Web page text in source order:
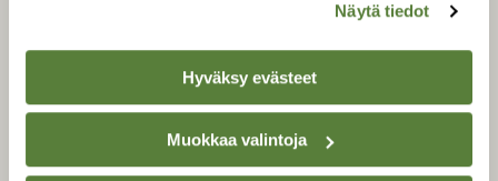
Näytä tiedot
Hyväksy evästeet
Muokkaa valintoja
Suomen Luonto -lehden
kustantaja onSuomen
luonnonsuojelu­liitto